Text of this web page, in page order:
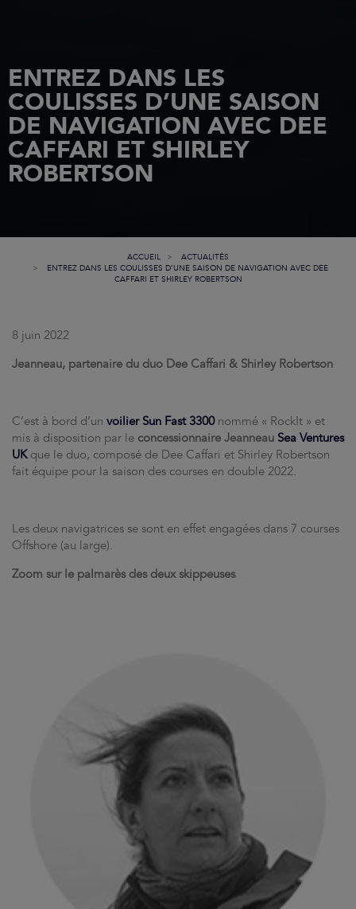
ENTREZ DANS LES
COULISSES D’UNE SAISON
DE NAVIGATION AVEC DEE
CAFFARI ET SHIRLEY
ROBERTSON
ACCUEIL
ACTUALITÉS
ENTREZ DANS LES COULISSES D’UNE SAISON DE NAVIGATION AVEC DEE
CAFFARI ET SHIRLEY ROBERTSON
8 juin 2022
Jeanneau, partenaire du duo Dee Caffari & Shirley Robertson
C’est à bord d’un voilier Sun Fast 3300nommé « RockIt » et
mis à disposition par le concessionnaire Jeanneau Sea Ventures
UKque le duo, composé de Dee Caffari et Shirley Robertson
fait équipe pour la saison des courses en double 2022.
Les deux navigatrices se sont en effet engagées dans 7 courses
Offshore (au large).
Zoom sur le palmarès des deux skippeuses